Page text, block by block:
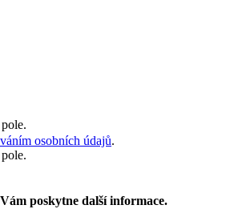
osobních údajů.
poskytne další informace.